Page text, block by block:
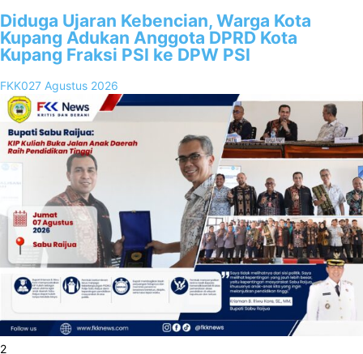
Diduga Ujaran Kebencian, Warga Kota
Kupang Adukan Anggota DPRD Kota
Kupang Fraksi PSI ke DPW PSI
FKK027 Agustus 2026
2